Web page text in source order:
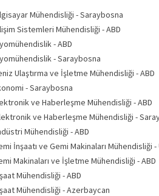
Mühendisliği - Saraybosna
Sistemleri Mühendisliği - ABD
- ABD
- Saraybosna
Ulaştırma ve İşletme Mühendisliği - ABD
- Saraybosna
ve Haberleşme Mühendisliği - ABD
ve Haberleşme Mühendisliği -
Mühendisliği - ABD
İnşaatı ve Gemi Makinaları Mühendisliği -
Makinaları ve İşletme Mühendisliği - ABD
Mühendisliği - ABD
Mühendisliği - Azerbaycan